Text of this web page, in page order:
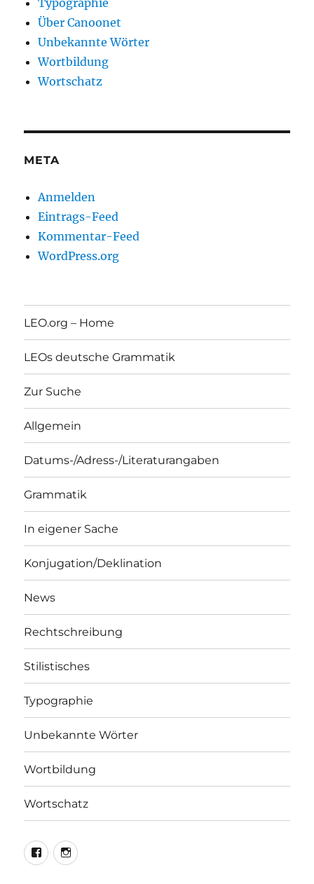
Typographie
Über Canoonet
Unbekannte Wörter
Wortbildung
Wortschatz
META
Anmelden
Eintrags-Feed
Kommentar-Feed
WordPress.org
LEO.org – Home
LEOs deutsche Grammatik
Zur Suche
Allgemein
Datums-/Adress-/Literaturangaben
Grammatik
In eigener Sache
Konjugation/Deklination
News
Rechtschreibung
Stilistisches
Typographie
Unbekannte Wörter
Wortbildung
Wortschatz
LEO@Facebook
LEO@Instagram